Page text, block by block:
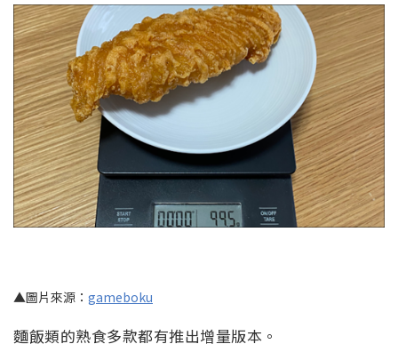
▲圖片來源： gameboku
麵飯類的熟食多款都有推出增量版本。